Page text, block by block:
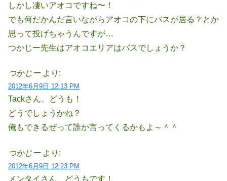
しかし凄いアオコですね〜！
でも何だかんだ言いながらアオコの下にバスが居る？とか
思って投げちゃうんですが…
つかじー先生はアオコエリアはパスでしょうか？
つかじー より:
2012年6月9日 12:13 PM
Tackさん、どうも！
どうでしょうかね？
俺もできるぜって誰か言ってくるかもよ～＾＾
つかじー より:
2012年6月9日 12:23 PM
メンタイさん、どうもです！